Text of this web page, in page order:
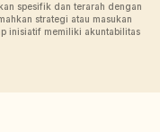
spesifik dan terarah dengan
strategi atau masukan
inisiatif memiliki akuntabilitas